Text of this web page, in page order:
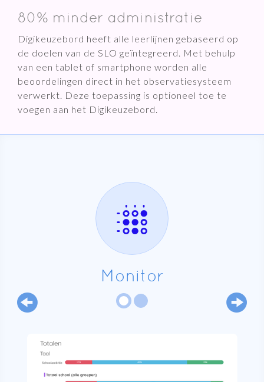
80% minder administratie
Digikeuzebord heeft alle leerlijnen gebaseerd op
de doelen van de SLO geïntegreerd. Met behulp
van een tablet of smartphone worden alle
beoordelingen direct in het observatiesysteem
verwerkt. Deze toepassing is optioneel toe te
voegen aan het Digikeuzebord.
Monitor